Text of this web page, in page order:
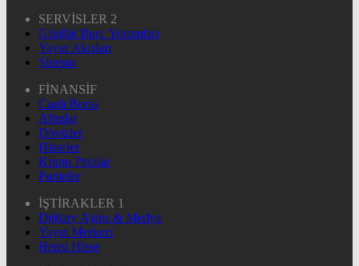
SERVİSLER 2
Günlük Burç Yorumları
Yayın Akışları
Sinema
FİNANSİF
Canlı Borsa
Altınlar
Dövizler
Hisseler
Kripto Paralar
Pariteler
İŞTİRAKLER 1
Dijitary Ajans & Medya
Yayın Merkezi
Hepsi Hisse